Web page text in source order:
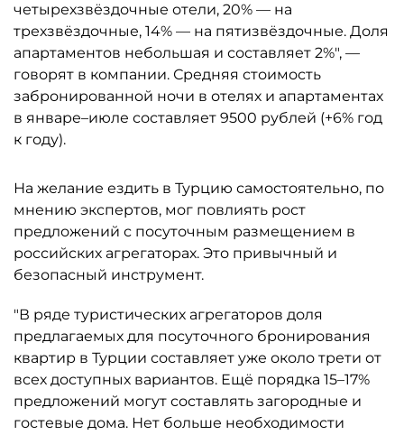
четырехзвёздочные отели, 20% — на
трехзвёздочные, 14% — на пятизвёздочные. Доля
апартаментов небольшая и составляет 2%", —
говорят в компании. Средняя стоимость
забронированной ночи в отелях и апартаментах
в январе–июле составляет 9500 рублей (+6% год
к году).
На желание ездить в Турцию самостоятельно, по
мнению экспертов, мог повлиять рост
предложений с посуточным размещением в
российских агрегаторах. Это привычный и
безопасный инструмент.
"В ряде туристических агрегаторов доля
предлагаемых для посуточного бронирования
квартир в Турции составляет уже около трети от
всех доступных вариантов. Ещё порядка 15–17%
предложений могут составлять загородные и
гостевые дома. Нет больше необходимости